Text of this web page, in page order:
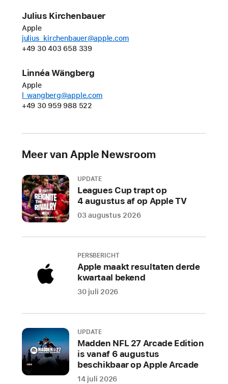
Apple Music
biedt
van
de
hele
de
luisterervaring,
meer
door
het
wereldwijde
team
experts
en
muziekfanaten
als
hebben
om
nummers
en
Julius Kirchenbauer
Apple
julius_kirchenbauer@apple.com
+49 30 403 658 339
Linnéa Wängberg
Apple
l_wangberg@apple.com
+49 30 959 988 522
Meer van Apple Newsroom
UPDATE
Leagues Cup trapt op
4 augustus af op Apple TV
03 augustus 2026
PERSBERICHT
Apple maakt resultaten derde
kwartaal bekend
30 juli 2026
UPDATE
Madden NFL 27 Arcade Edition
is vanaf 6 augustus
beschikbaar op Apple Arcade
14 juli 2026